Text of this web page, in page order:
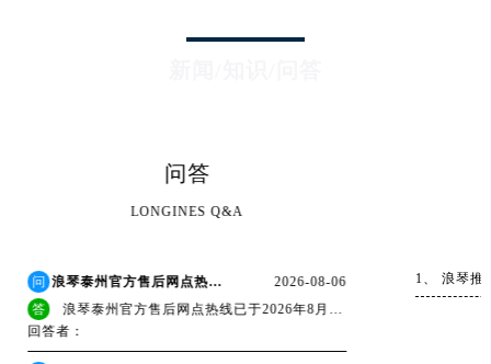
问答
LONGINES Q&A
问 浪琴泰州官方售后网点热线2026年8月最新地址客户服务
2026-08-06
答
浪琴泰州官方售后网点热线已于2026年8月完成信息更新，最新官方客户服务渠道为全国统一热线400-995-7728，服务时间每日8:00至22:00，地...
回答者：